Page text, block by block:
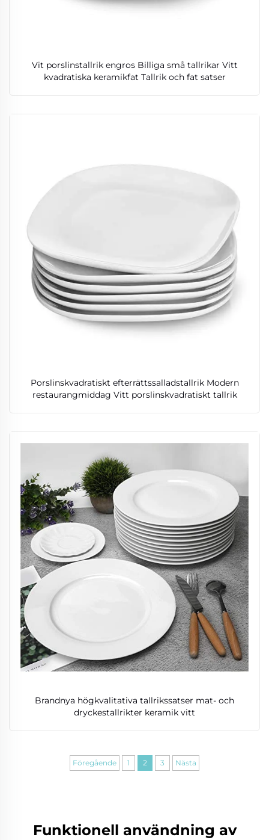
Vit porslinstallrik engros Billiga små tallrikar Vitt
kvadratiska keramikfat Tallrik och fat satser
Porslinskvadratiskt efterrättssalladstallrik Modern
restaurangmiddag Vitt porslinskvadratiskt tallrik
Brandnya högkvalitativa tallrikssatser mat- och
dryckestallrikter keramik vitt
Föregående 1 2 3 Nästa
Funktionell användning av